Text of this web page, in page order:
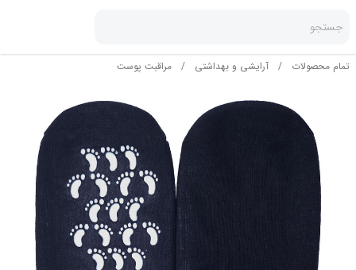
جستجو
تمام محصولات / آرایشی و بهداشتی / مراقبت پوست